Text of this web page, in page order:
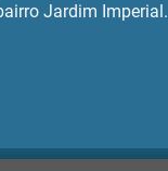
Jardim Imperial.